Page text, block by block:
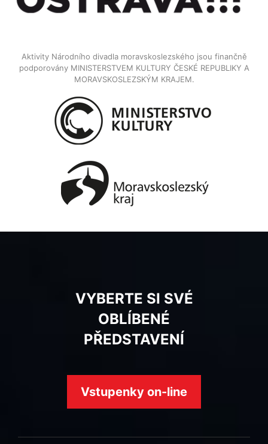
Aktivity Národního divadla moravskoslezského jsou finančně
podporovány MINISTERSTVEM KULTURY ČESKÉ REPUBLIKY A
MORAVSKOSLEZSKÝM KRAJEM.
VYBERTE SI SVÉ
OBLÍBENÉ
PŘEDSTAVENÍ
Vstupenky on-line